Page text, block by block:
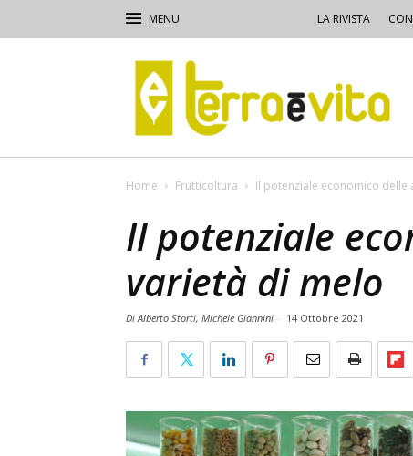
LA RIVISTA
Terra
e
Vita
Home Frutticoltura Il potenziale economico delle
Il potenziale
varietà di melo
Di Alberto Storti, Michele Giannini - 14 Ottobre 2021